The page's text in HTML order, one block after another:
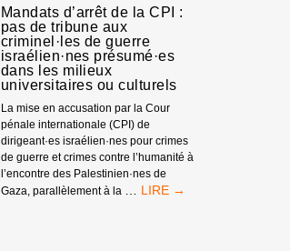
Mandats d’arrêt de la CPI :
pas de tribune aux
criminel·les de guerre
israélien·nes présumé·es
dans les milieux
universitaires ou culturels
La mise en accusation par la Cour
pénale internationale (CPI) de
dirigeant·es israélien·nes pour crimes
de guerre et crimes contre l’humanité à
l’encontre des Palestinien·nes de
Gaza, parallèlement à la
MANDATS